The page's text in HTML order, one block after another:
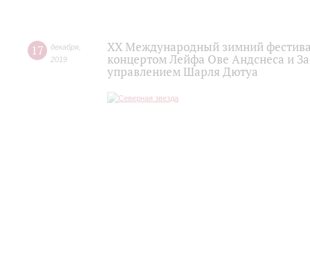
17 декабря
2019
XX Международный зимний
концертом Лейфа Ове Андснеса и
управлением Шарля Дютуа